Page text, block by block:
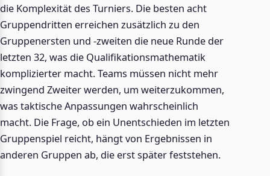
die Komplexität des Turniers. Die besten acht
Gruppendritten erreichen zusätzlich zu den
Gruppenersten und -zweiten die neue Runde der
letzten 32, was die Qualifikationsmathematik
komplizierter macht. Teams müssen nicht mehr
zwingend Zweiter werden, um weiterzukommen,
was taktische Anpassungen wahrscheinlich
macht. Die Frage, ob ein Unentschieden im letzten
Gruppenspiel reicht, hängt von Ergebnissen in
anderen Gruppen ab, die erst später feststehen.